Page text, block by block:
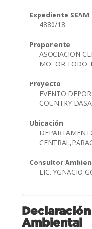
Expediente SEAM
4880/18
Proponente
ASOCIACION
MOTOR TODO
Proyecto
EVENTO
COUNTRY
Ubicación
Consultor
LIC. YGNACIO
Ambiental